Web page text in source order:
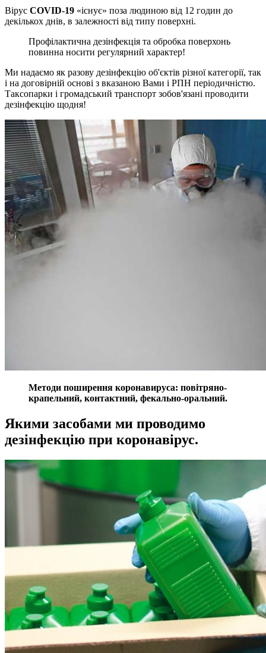
Вірус COVID-19 «існує» поза людиною від 12 годин до
декількох днів, в залежності від типу поверхні.
Профілактична дезінфекція та обробка поверхонь
повинна носити регулярний характер!
Ми надаємо як разову дезінфекцію об'єктів різної категорії, так
і на договірній основі з вказаною Вами і РПН періодичністю.
Таксопарки і громадський транспорт зобов'язані проводити
дезінфекцію щодня!
Методи поширення коронавируса: повітряно-
крапельний, контактний, фекально-оральний.
Якими засобами ми проводимо
дезінфекцію при коронавірус.